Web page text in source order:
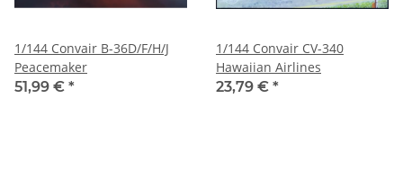
1/144 Convair B-36D/F/H/J
Peacemaker
51,99 € *
1/144 Convair CV-340
Hawaiian Airlines
23,79 € *